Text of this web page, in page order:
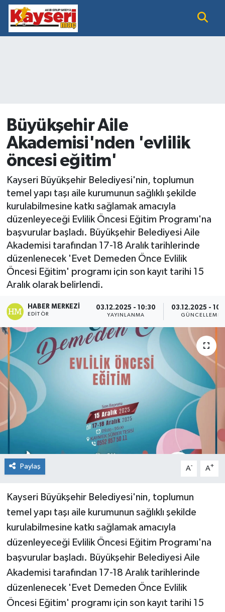
Büyükşehir Aile
Akademisi'nden 'evlilik
öncesi eğitim'
Kayseri Büyükşehir Belediyesi'nin, toplumun
temel yapı taşı aile kurumunun sağlıklı şekilde
kurulabilmesine katkı sağlamak amacıyla
düzenleyeceği Evlilik Öncesi Eğitim Programı'na
başvurular başladı. Büyükşehir Belediyesi Aile
Akademisi tarafından 17-18 Aralık tarihlerinde
düzenlenecek 'Evet Demeden Önce Evlilik
Öncesi Eğitim' programı için son kayıt tarihi 15
Aralık olarak belirlendi.
HABER MERKEZI
EDITÖR
03.12.2025 - 10:30
YAYINLANMA
03.12.2025 -
GÜNCELLEME
Paylaş A- A+
Kayseri Büyükşehir Belediyesi'nin, toplumun
temel yapı taşı aile kurumunun sağlıklı şekilde
kurulabilmesine katkı sağlamak amacıyla
düzenleyeceği Evlilik Öncesi Eğitim Programı'na
başvurular başladı. Büyükşehir Belediyesi Aile
Akademisi tarafından 17-18 Aralık tarihlerinde
düzenlenecek 'Evet Demeden Önce Evlilik
Öncesi Eğitim' programı için son kayıt tarihi 15
EĞİTİM
SİYASET GÜNDEMİ
SPOR BÜLTENİ
SÜPER LİG
Nöbetçi Eczaneler
Süper Lig Puan Durumu ve Fikstür
Tüm Manşetler
Son Dakika Haberleri
Haber Arşivi